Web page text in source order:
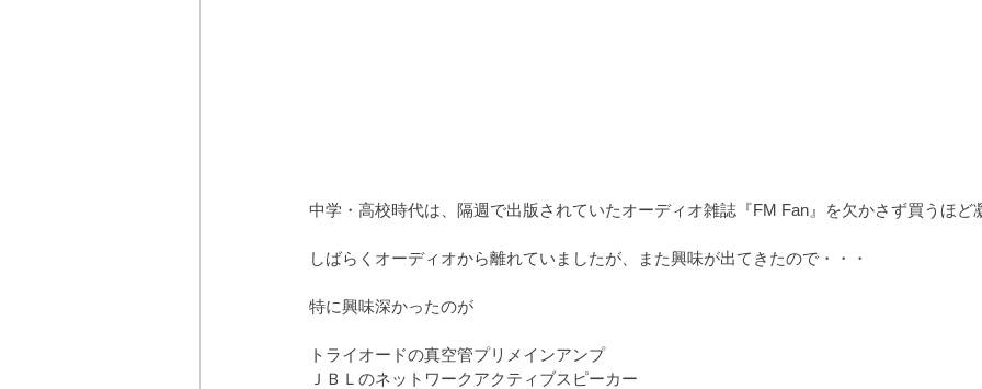
中学・高校時代は、隔週で出版されていたオーディオ雑誌『FM Fan』を欠かさず買うほど
しばらくオーディオから離れていましたが、また興味が出てきたので・・・
特に興味深かったのが
トライオードの真空管プリメインアンプ
ＪＢＬのネットワークアクティブスピーカー